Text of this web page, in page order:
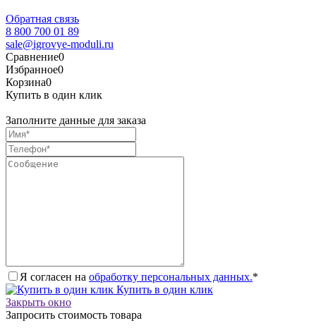
Обратная связь
8 800 700 01 89
sale@igrovye-moduli.ru
Сравнение0
Избранное0
Корзина0
Купить в один клик
Заполните данные для заказа
Я согласен на обработку персональных данных.*
Купить в один клик
Закрыть окно
Запросить стоимость товара